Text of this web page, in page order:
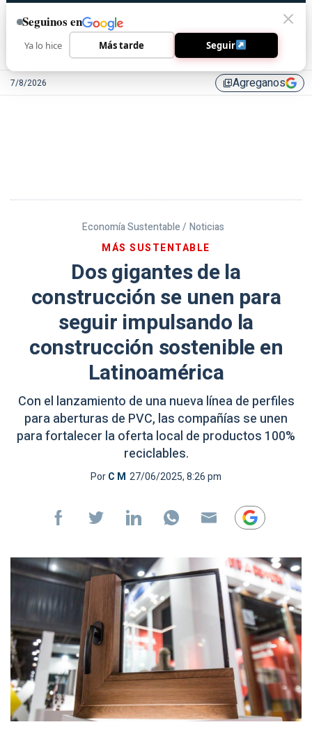
7/8/2026 library_addAgreganos
Economía Sustentable / Noticias
MÁS SUSTENTABLE
Dos gigantes de la
construcción se unen para
seguir impulsando la
construcción sostenible en
Latinoamérica
Con el lanzamiento de una nueva línea de perfiles
para aberturas de PVC, las compañías se unen
para fortalecer la oferta local de productos 100%
reciclables.
PorC M 27/06/2025, 8:26 pm
Seguinos en
Ya lo hice Más tarde Seguir